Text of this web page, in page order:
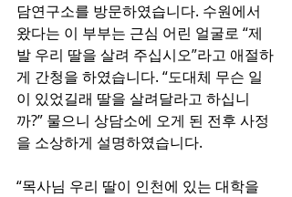
담연구소를 방문하였습니다. 수원에서
왔다는 이 부부는 근심 어린 얼굴로 “제
발 우리 딸을 살려 주십시오”라고 애절하
게 간청을 하였습니다. “도대체 무슨 일
이 있었길래 딸을 살려달라고 하십니
까?” 물으니 상담소에 오게 된 전후 사정
을 소상하게 설명하였습니다.
“목사님 우리 딸이 인천에 있는 대학을